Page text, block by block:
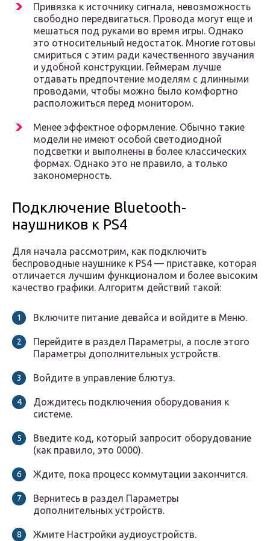
Привязка к источнику сигнала, невозможность
свободно передвигаться. Провода могут еще и
мешаться под руками во время игры. Однако
это относительный недостаток. Многие готовы
смириться с этим ради качественного звучания
и удобной конструкции. Геймерам лучше
отдавать предпочтение моделям с длинными
проводами, чтобы можно было комфортно
расположиться перед монитором.
Менее эффектное оформление. Обычно такие
модели не имеют особой светодиодной
подсветки и выполнены в более классических
формах. Однако это не правило, а только
закономерность.
Подключение Bluetooth-
наушников к PS4
Для начала рассмотрим, как подключить
беспроводные наушнике к PS4 — приставке, которая
отличается лучшим функционалом и более высоким
качество графики. Алгоритм действий такой:
Включите питание девайса и войдите в Меню.
Перейдите в раздел Параметры, а после этого
Параметры дополнительных устройств.
Войдите в управление блютуз.
Дождитесь подключения оборудования к
системе.
Введите код, который запросит оборудование
(как правило, это 0000).
Ждите, пока процесс коммутации закончится.
Вернитесь в раздел Параметры
дополнительных устройств.
Жмите Настройки аудиоустройств.